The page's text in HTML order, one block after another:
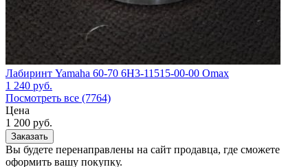
Лабиринт Yamaha 60-70 6H3-11515-00-00 Omax
1 240 руб.
Посмотреть все (7764)
Цена
1 200 руб.
Заказать
Вы будете перенаправлены на сайт продавца, где сможете
оформить вашу покупку.